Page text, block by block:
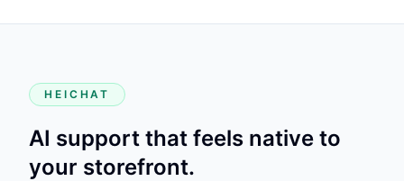
HEICHAT
AI support that feels native to
your storefront.